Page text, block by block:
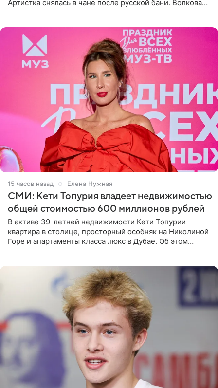
Артистка снялась в чане после русской бани. Волкова
15 часов назад Елена Нужная
СМИ: Кети Топурия владеет недвижимостью
общей стоимостью 600 миллионов рублей
В активе 39-летней недвижимости Кети Топурии —
квартира в столице, просторный особняк на Николиной
Горе и апартаменты класса люкс в Дубае. Об этом